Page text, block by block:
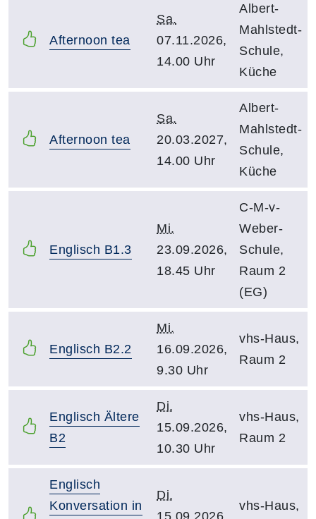
Afternoon tea
Sa.
07.11.2026,
14.00 Uhr
Albert-
Mahlstedt-
Schule,
Küche
Afternoon tea
Sa.
20.03.2027,
14.00 Uhr
Albert-
Mahlstedt-
Schule,
Küche
Englisch B1.3
Mi.
23.09.2026,
18.45 Uhr
C-M-v-
Weber-
Schule,
Raum 2
(EG)
Englisch B2.2
Mi.
16.09.2026,
9.30 Uhr
vhs-Haus,
Raum 2
Englisch Ältere
B2
Di.
15.09.2026,
10.30 Uhr
vhs-Haus,
Raum 2
Englisch
Konversation in
Di.
15.09.2026,
vhs-Haus,